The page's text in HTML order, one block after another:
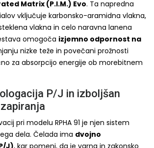
Matrix (P.I.M.) Evo. Ta napredna
vključuje karbonsko-aramidna vlakna,
vlakna in celo naravna lanena
omogoča izjemno odpornost na
nizke teže in povečani prožnosti
za absorpcijo energije ob morebitnem
P/J in izboljšan
pri modelu RPHA 91 je njen sistem
dela. Čelada ima dvojno
J), kar pomeni, da je varna in zakonsko